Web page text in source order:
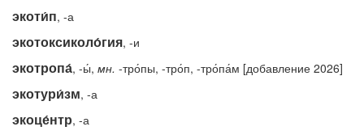
экоти́п, -а
экотоксиколо́гия, -и
экотропа́, -ы́, мн. -тро́пы, -тро́п, -тро́па́м [добавление 2026]
экотури́зм, -а
экоце́нтр, -а